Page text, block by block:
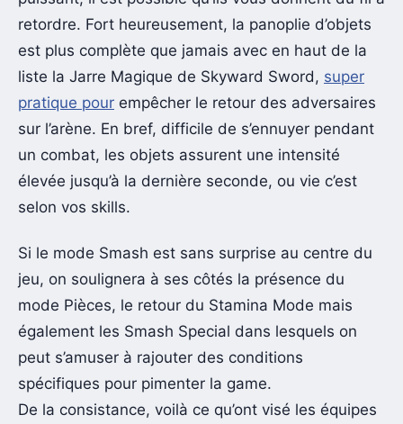
retordre. Fort heureusement, la panoplie d’objets
est plus complète que jamais avec en haut de la
liste la Jarre Magique de Skyward Sword, super
pratique pour empêcher le retour des adversaires
sur l’arène. En bref, difficile de s’ennuyer pendant
un combat, les objets assurent une intensité
élevée jusqu’à la dernière seconde, ou vie c’est
selon vos skills.
Si le mode Smash est sans surprise au centre du
jeu, on soulignera à ses côtés la présence du
mode Pièces, le retour du Stamina Mode mais
également les Smash Special dans lesquels on
peut s’amuser à rajouter des conditions
spécifiques pour pimenter la game.
De la consistance, voilà ce qu’ont visé les équipes